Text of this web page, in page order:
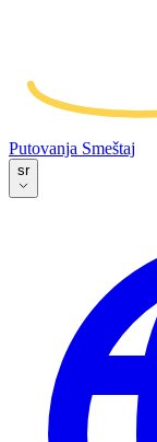
Putovanja Smeštaj
sr